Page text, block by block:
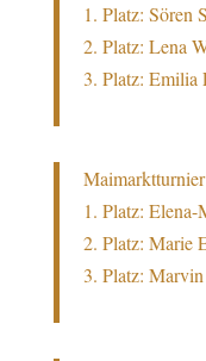
1. Platz: Sören
2. Platz: Lena
3. Platz: Emilia
1. Platz:
2. Platz: Marie
3. Platz: